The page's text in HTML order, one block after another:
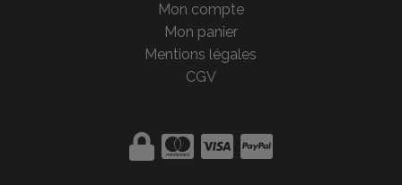
Mon compte
Mon panier
Mentions légales
CGV